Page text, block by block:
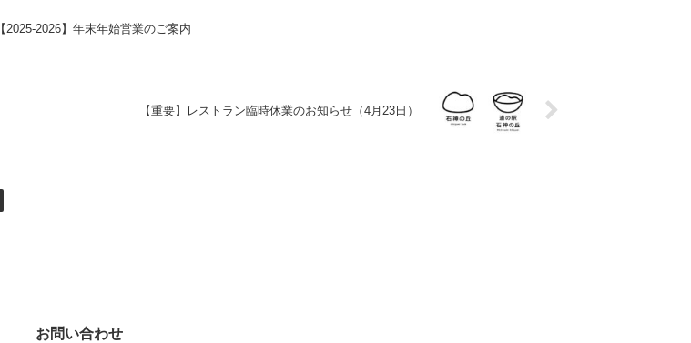
【2025-2026】年末年始営業のご案内
【重要】レストラン臨時休業のお知らせ（4月23日）
お問い合わせ